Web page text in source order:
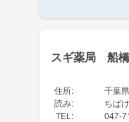
スギ薬局 船
住所:
千葉
読み:
ちば
TEL : 047-